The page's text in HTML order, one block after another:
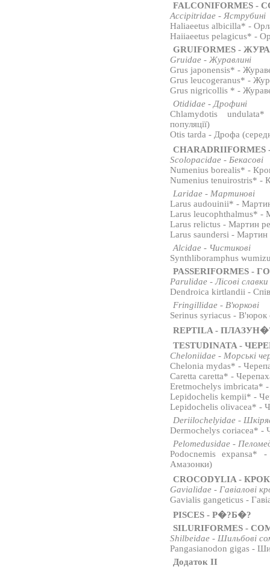
FALCONIFORMES -
Accipitridae - Яструбині
Haliaeetus albicilla* -
Haiiaeetus pelagicus* -
GRUIFORMES -
Gruidae - Журавлині
Grus japonensis* -
Grus leucogeranus* -
Grus nigricollis * -
Otididae - Дрофині
Chlamydotis undulata*
популяції)
Otis tarda - Дрофа
Scolopacidae - Бекасові
Numenius borealis* -
Numenius tenuirostris* -
Laridae - Мартинові
Larus audouinii* -
Larus leucophthalmus* -
Larus relictus - Мартин
Larus saundersi - Мартин
Alcidae - Чистикові
Synthliboramphus
PASSERIFORMES -
Parulidae - Лісові славки
Dendroica kirtlandii -
Fringillidae - В'юркові
Serinus syriacus - В'юрок
REPTILA -
TESTUDINATA -
Cheloniidae - Морські
Chelonia mydas* -
Caretta caretta* -
Eretmochelys imbricata* -
Lepidochelis kempii* -
Lepidochelis olivacea* -
Deriilochelyidae -
Dermochelys coriacea* -
Pelomedusidae -
Podocnemis expansa* -
Амазонки)
CROCODYLIA -
Gavialidae - Гавіалові
Gavialis gangeticus -
PISCES - Р�?Б�?
SILURIFORMES -
Shilbeidae - Шильбові
Pangasianodon gigas -
Додаток II